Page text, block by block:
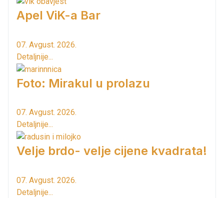
Apel ViK-a Bar
07. Avgust. 2026.
Detaljnije...
Foto: Mirakul u prolazu
07. Avgust. 2026.
Detaljnije...
Velje brdo- velje cijene kvadrata!
07. Avgust. 2026.
Detaljnije...